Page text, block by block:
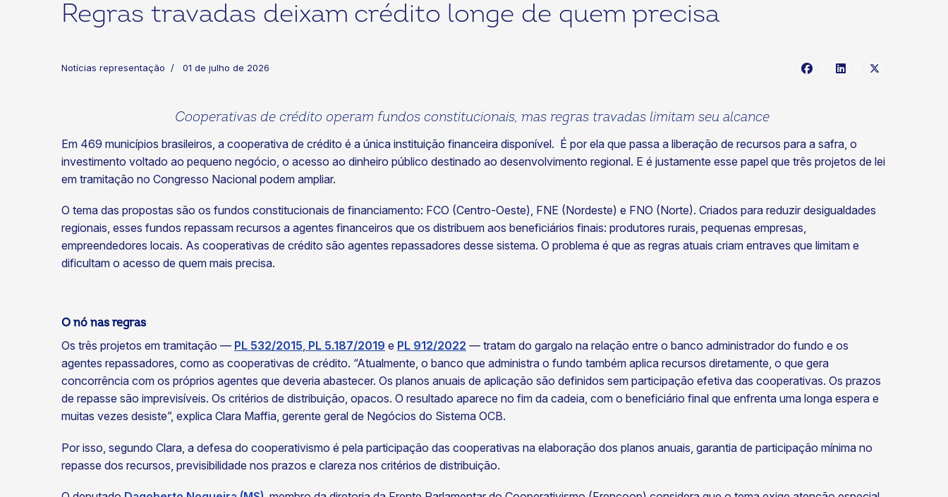
Regras travadas deixam crédito longe de quem precisa
Notícias representação 01 de julho de 2026
Cooperativas de crédito operam fundos constitucionais, mas regras travadas limitam seu alcance
Em 469 municípios brasileiros, a cooperativa de crédito é a única instituição financeira disponível. É por ela que passa a liberação de recursos para a safra, o
investimento voltado ao pequeno negócio, o acesso ao dinheiro público destinado ao desenvolvimento regional. E é justamente esse papel que três projetos de lei
em tramitação no Congresso Nacional podem ampliar.
O tema das propostas são os fundos constitucionais de financiamento: FCO (Centro-Oeste), FNE (Nordeste) e FNO (Norte). Criados para reduzir desigualdades
regionais, esses fundos repassam recursos a agentes financeiros que os distribuem aos beneficiários finais: produtores rurais, pequenas empresas,
empreendedores locais. As cooperativas de crédito são agentes repassadores desse sistema. O problema é que as regras atuais criam entraves que limitam e
dificultam o acesso de quem mais precisa.
O nó nas regras
Os três projetos em tramitação — PL 532/2015, PL 5.187/2019 e PL 912/2022 — tratam do gargalo na relação entre o banco administrador do fundo e os
agentes repassadores, como as cooperativas de crédito. “Atualmente, o banco que administra o fundo também aplica recursos diretamente, o que gera
concorrência com os próprios agentes que deveria abastecer. Os planos anuais de aplicação são definidos sem participação efetiva das cooperativas. Os prazos
de repasse são imprevisíveis. Os critérios de distribuição, opacos. O resultado aparece no fim da cadeia, com o beneficiário final que enfrenta uma longa espera e
muitas vezes desiste”, explica Clara Maffia, gerente geral de Negócios do Sistema OCB.
Por isso, segundo Clara, a defesa do cooperativismo é pela participação das cooperativas na elaboração dos planos anuais, garantia de participação mínima no
repasse dos recursos, previsibilidade nos prazos e clareza nos critérios de distribuição.